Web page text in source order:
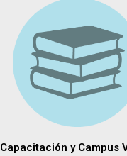
Capacitación y Campus